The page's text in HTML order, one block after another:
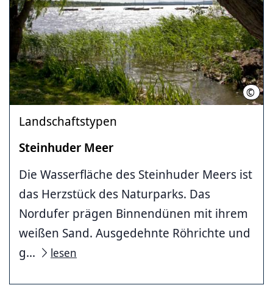
©
Landschaftstypen
Steinhuder Meer
Die Wasserfläche des Steinhuder Meers ist
das Herzstück des Naturparks. Das
Nordufer prägen Binnendünen mit ihrem
weißen Sand. Ausgedehnte Röhrichte und
g...
lesen